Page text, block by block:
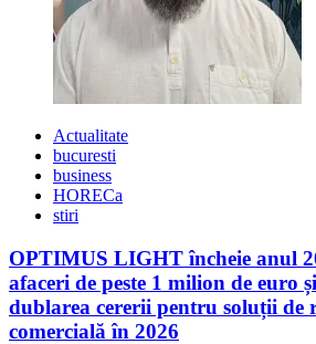
Actualitate
bucuresti
business
HORECa
stiri
OPTIMUS LIGHT încheie anul
afaceri de peste 1 milion de euro
dublarea cererii pentru soluții de
comercială în 2026